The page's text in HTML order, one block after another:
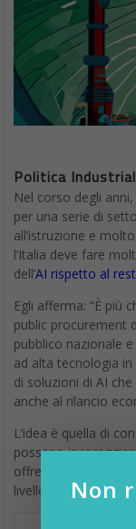
Politica
Nel corso degli
per una serie di
all’istruzione e
l’Italia deve fare
dell’AI rispetto al
Egli afferma: “È più
public procurement
pubblico nazionale
ad alta tecnologia
di soluzioni di AI
anche al rilancio
L’idea è quella di
possano
offrendo loro il
livello globale.Non